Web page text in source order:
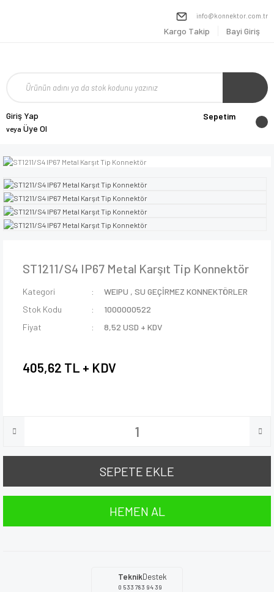
info@konnektor.com.tr
Kargo Takip Bayi Giriş
Giriş Yap
veya Üye Ol
Sepetim
ST1211/S4 IP67 Metal Karşıt Tip Konnektör
Kategori WEIPU ,SU GEÇİRMEZ KONNEKTÖRLER
Stok Kodu
1000000522
Fiyat
8,52 USD + KDV
405,62 TL + KDV
SEPETE EKLE
HEMEN AL
TeknikDestek
0 533 783 94 39